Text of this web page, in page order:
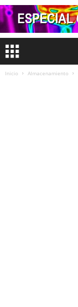
Inicio Almacenamiento